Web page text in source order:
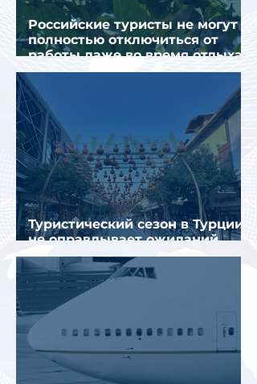
Российские туристы не могут
полностью отключиться от
работы даже во время отдыха
в Турции
Туристический сезон в Турции
не оправдывает ожиданий
отрасли